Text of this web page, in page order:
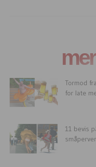
Tormod
for late
11 bevis